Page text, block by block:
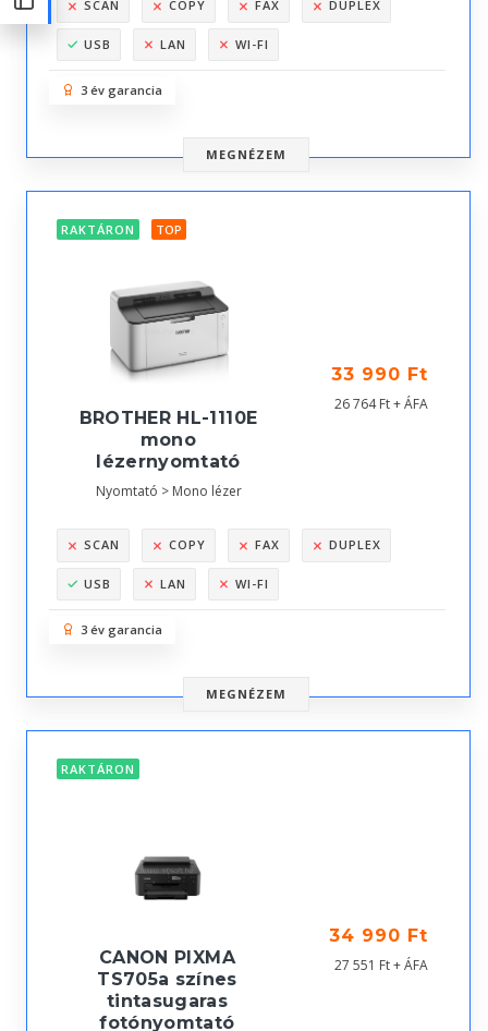
SCAN COPY FAX DUPLEX
USB LAN WI-FI
3 év garancia
MEGNÉZEM
RAKTÁRON TOP
BROTHER HL-1110E
mono
lézernyomtató
Nyomtató > Mono lézer
33 990 Ft
26 764 Ft + ÁFA
SCAN COPY FAX DUPLEX
USB LAN WI-FI
3 év garancia
MEGNÉZEM
RAKTÁRON
CANON PIXMA
TS705a színes
tintasugaras
fotónyomtató
34 990 Ft
27 551 Ft + ÁFA